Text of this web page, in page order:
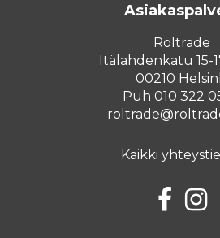
Roltrade
Itälahdenkatu 15-
00210
Puh 010 322
Kaikki